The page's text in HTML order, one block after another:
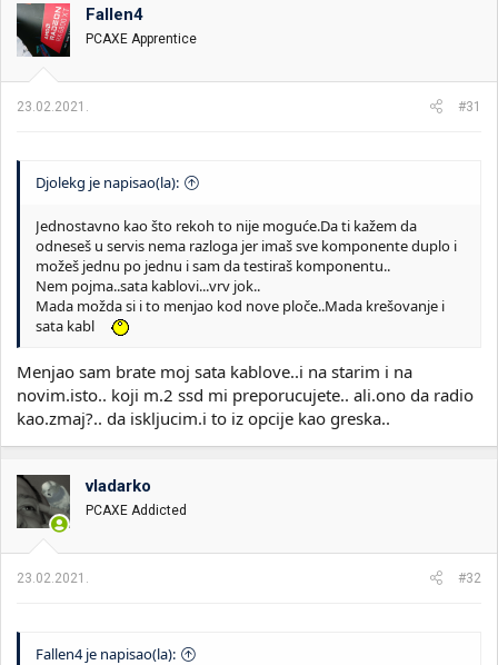
o
v
a
n
:
Fallen4
PCAXE Apprentice
23.02.2021. #31
Djolekg je napisao(la):
Jednostavno kao što rekoh to nije moguće.Da ti kažem da
odneseš u servis nema razloga jer imaš sve komponente duplo i
možeš jednu po jednu i sam da testiraš komponentu..
Nem pojma..sata kablovi...vrv jok..
Mada možda si i to menjao kod nove ploče..Mada krešovanje i
sata kabl
Menjao sam brate moj sata kablove..i na starim i na
novim.isto.. koji m.2 ssd mi preporucujete.. ali.ono da radio
kao.zmaj?.. da iskljucim.i to iz opcije kao greska..
vladarko
PCAXE Addicted
23.02.2021. #32
Fallen4 je napisao(la):